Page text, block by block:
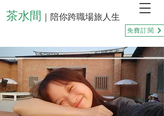
茶水間 ｜陪你跨職場旅人生
免費訂閱